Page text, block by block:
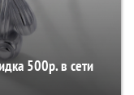
500р. в сети